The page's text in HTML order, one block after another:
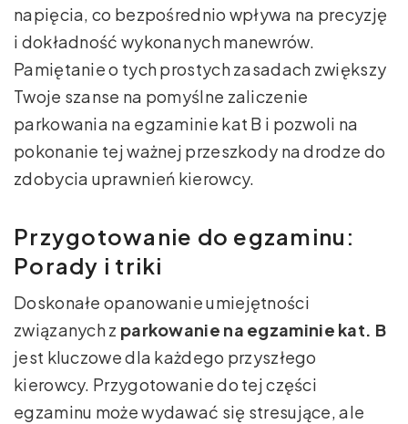
napięcia, co bezpośrednio wpływa na precyzję
i dokładność wykonanych manewrów.
Pamiętanie o tych prostych zasadach zwiększy
Twoje szanse na pomyślne zaliczenie
parkowania na egzaminie kat B i pozwoli na
pokonanie tej ważnej przeszkody na drodze do
zdobycia uprawnień kierowcy.
Przygotowanie do egzaminu:
Porady i triki
Doskonałe opanowanie umiejętności
związanych z parkowanie na egzaminie kat. B
jest kluczowe dla każdego przyszłego
kierowcy. Przygotowanie do tej części
egzaminu może wydawać się stresujące, ale